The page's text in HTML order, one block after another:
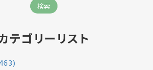
テゴリーリスト